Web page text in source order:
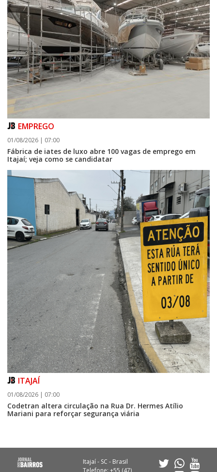
EMPREGO
01/08/2026 | 07:00
Fábrica de iates de luxo abre 100 vagas de emprego em
Itajaí; veja como se candidatar
ITAJAÍ
01/08/2026 | 07:00
Codetran altera circulação na Rua Dr. Hermes Atílio
Mariani para reforçar segurança viária
Itajaí - SC - Brasil